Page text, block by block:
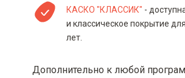
КАСКО "КЛАССИК" -
и классическое покрытие
лет.
Дополнительно к любой